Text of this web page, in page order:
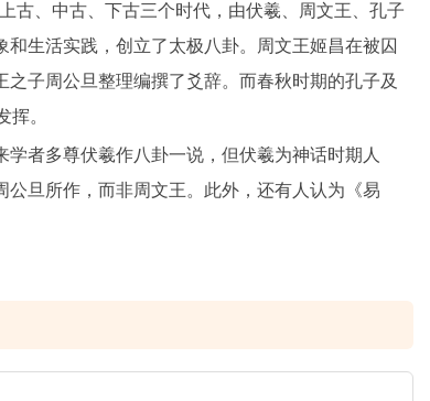
、中古、下古三个时代，由伏羲、周文王、孔子
生活实践，创立了太极八卦。周文王姬昌在被囚
子周公旦整理编撰了爻辞。而春秋时期的孔子及
挥。
者多尊伏羲作八卦一说，但伏羲为神话时期人
旦所作，而非周文王。此外，还有人认为《易